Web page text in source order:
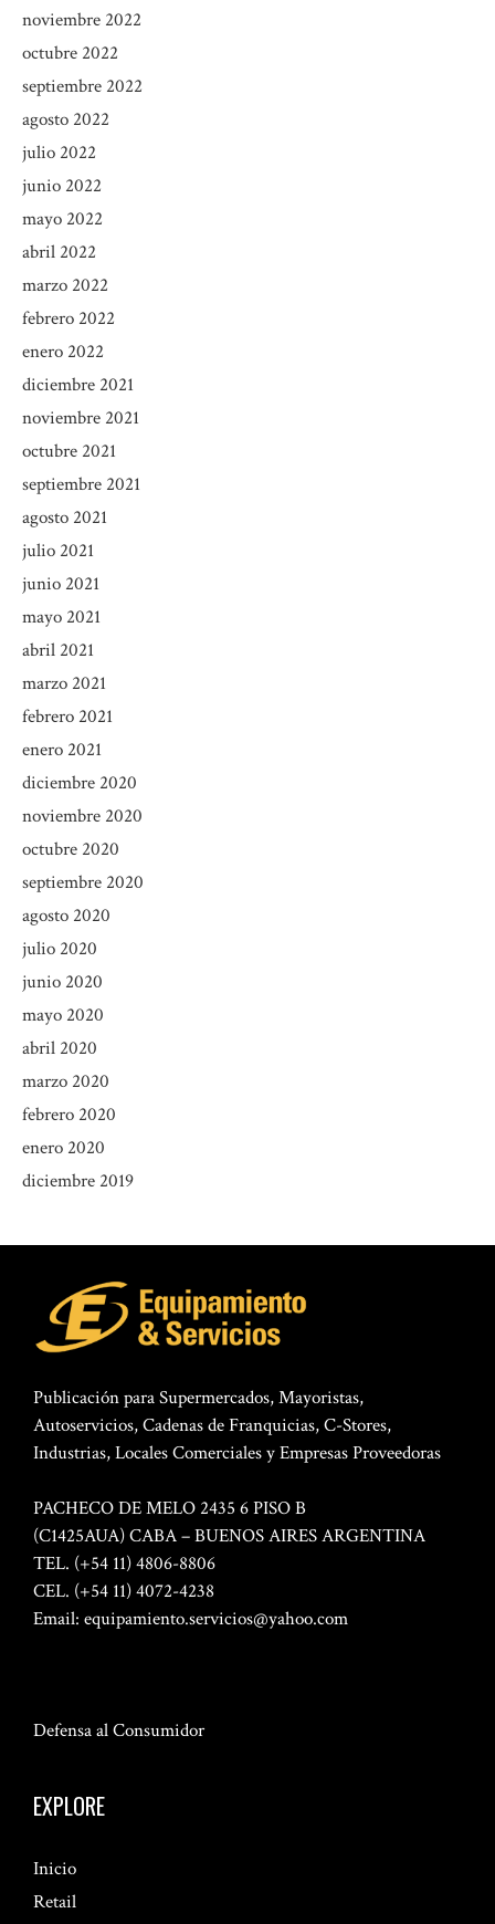
noviembre 2022
octubre 2022
septiembre 2022
agosto 2022
julio 2022
junio 2022
mayo 2022
abril 2022
marzo 2022
febrero 2022
enero 2022
diciembre 2021
noviembre 2021
octubre 2021
septiembre 2021
agosto 2021
julio 2021
junio 2021
mayo 2021
abril 2021
marzo 2021
febrero 2021
enero 2021
diciembre 2020
noviembre 2020
octubre 2020
septiembre 2020
agosto 2020
julio 2020
junio 2020
mayo 2020
abril 2020
marzo 2020
febrero 2020
enero 2020
diciembre 2019
Publicación para Supermercados, Mayoristas,
Autoservicios, Cadenas de Franquicias, C-Stores,
Industrias, Locales Comerciales y Empresas Proveedoras
PACHECO DE MELO 2435 6 PISO B
(C1425AUA) CABA – BUENOS AIRES ARGENTINA
TEL. (+54 11) 4806-8806
CEL. (+54 11) 4072-4238
Email: equipamiento.servicios@yahoo.com
Defensa al Consumidor
EXPLORE
Inicio
Retail